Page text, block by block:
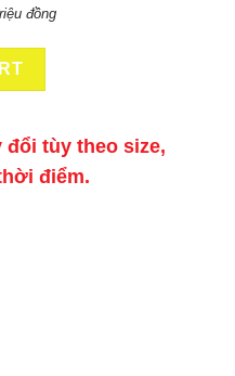
đồng
Mix Vòng Đá quantity
đổi tùy theo size,
điểm.